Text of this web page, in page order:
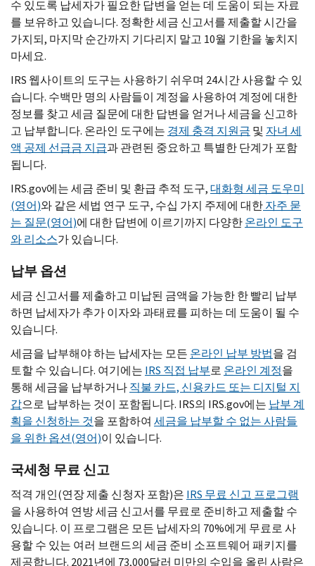
수 있도록 납세자가 필요한 답변을 얻는 데 도움이 되는 자료
를 보유하고 있습니다. 정확한 세금 신고서를 제출할 시간을
가지되, 마지막 순간까지 기다리지 말고 10월 기한을 놓치지
마세요.
IRS 웹사이트의 도구는 사용하기 쉬우며 24시간 사용할 수 있
습니다. 수백만 명의 사람들이 계정을 사용하여 계정에 대한
정보를 찾고 세금 질문에 대한 답변을 얻거나 세금을 신고하
고 납부합니다. 온라인 도구에는 경제 충격 지원금 및 자녀 세
액 공제 선급금 지급과 관련된 중요하고 특별한 단계가 포함
됩니다.
IRS.gov에는 세금 준비 및 환급 추적 도구,대화형 세금 도우미
(영어)와 같은 세법 연구 도구, 수십 가지 주제에 대한자주 묻
는 질문(영어)에 대한 답변에 이르기까지 다양한온라인 도구
와 리소스가 있습니다.
납부 옵션
세금 신고서를 제출하고 미납된 금액을 가능한 한 빨리 납부
하면 납세자가 추가 이자와 과태료를 피하는 데 도움이 될 수
있습니다.
세금을 납부해야 하는 납세자는 모든 온라인 납부 방법을 검
토할 수 있습니다. 여기에는 IRS 직접 납부로 온라인 계정을
통해 세금을 납부하거나직불 카드, 신용카드 또는 디지털 지
갑으로 납부하는 것이 포함됩니다. IRS의 IRS.gov에는 납부 계
획을 신청하는 것을 포함하여 세금을 납부할 수 없는 사람들
을 위한 옵션(영어)이 있습니다.
국세청 무료 신고
적격 개인(연장 제출 신청자 포함)은 IRS 무료 신고 프로그램
을 사용하여 연방 세금 신고서를 무료로 준비하고 제출할 수
있습니다. 이 프로그램은 모든 납세자의 70%에게 무료로 사
용할 수 있는 여러 브랜드의 세금 준비 소프트웨어 패키지를
제공합니다. 2021년에 73,000달러 미만의 수입을 올린 사람은